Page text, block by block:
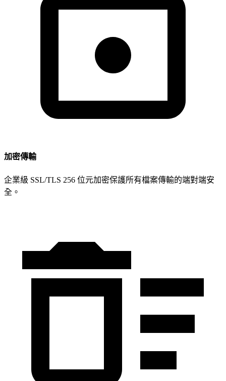
加密傳輸
企業級 SSL/TLS 256 位元加密保護所有檔案傳輸的端對端安
全。